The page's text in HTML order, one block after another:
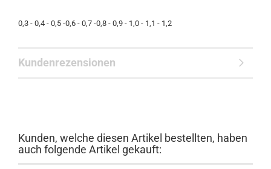
0,3 - 0,4 - 0,5 -0,6 - 0,7 -0,8 - 0,9 - 1,0 - 1,1 - 1,2
Kundenrezensionen
Kunden, welche diesen Artikel bestellten, haben
auch folgende Artikel gekauft: